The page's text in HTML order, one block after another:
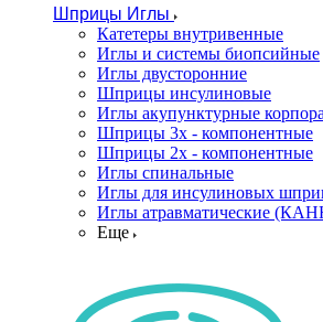
Шприцы Иглы
Катетеры внутривенные
Иглы и системы биопсийные
Иглы двусторонние
Шприцы инсулиновые
Иглы акупунктурные
Шприцы 3х - компонентные
Шприцы 2х - компонентные
Иглы спинальные
Иглы для инсулиновых
Иглы атравматические
Еще